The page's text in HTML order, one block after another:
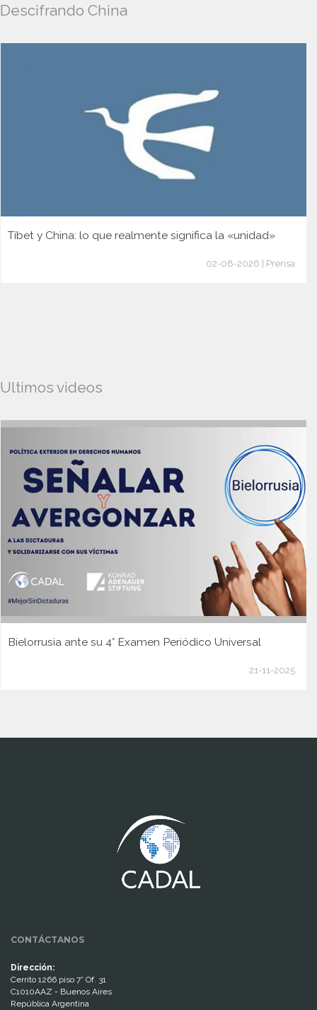
Descifrando China
Tíbet y China: lo que realmente significa la «unidad»
02-08-2026 | Prensa
Ultimos videos
Bielorrusia ante su 4° Examen Periódico Universal
21-11-2025
CONTÁCTANOS
Dirección:
Cerrito 1266 piso 7° Of. 31
C1010AAZ - Buenos Aires
República Argentina